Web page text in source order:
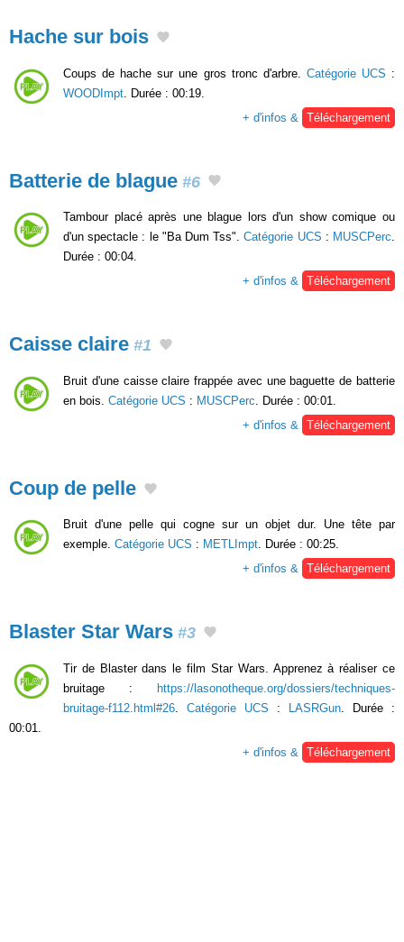
Hache sur bois
Coups de hache sur une gros tronc d'arbre. Catégorie UCS :
WOODImpt . Durée : 00:19.
+ d'infos &
Téléchargement
Batterie de blague #6
Tambour placé après une blague lors d'un show comique ou
d'un spectacle : le "Ba Dum Tss".Catégorie UCS : MUSCPerc.
Durée : 00:04.
+ d'infos & Téléchargement
Caisse claire #1
Bruit d'une caisse claire frappée avec une baguette de batterie
en bois. Catégorie UCS : MUSCPerc . Durée : 00:01.
+ d'infos &
Téléchargement
Coup de pelle
Bruit d'une pelle qui cogne sur un objet dur. Une tête par
exemple. Catégorie UCS : METLImpt. Durée : 00:25.
+ d'infos & Téléchargement
Blaster Star Wars #3
Tir de Blaster dans le film Star Wars. Apprenez à réaliser ce
bruitage :
https://lasonotheque.org/dossiers/techniques-
bruitage-f112.html#26. Catégorie UCS : LASRGun. Durée :
00:01.
+ d'infos & Téléchargement